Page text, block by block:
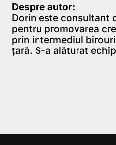
Despre autor:
Dorin este consultant
pentru promovarea
prin intermediul
ţară. S-a alăturat